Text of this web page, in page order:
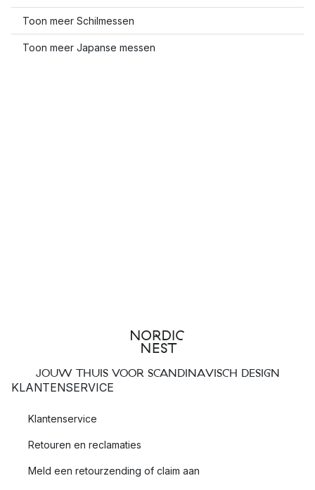
Toon meer Schilmessen
Toon meer Japanse messen
JOUW THUIS VOOR SCANDINAVISCH DESIGN
KLANTENSERVICE
Klantenservice
Retouren en reclamaties
Meld een retourzending of claim aan